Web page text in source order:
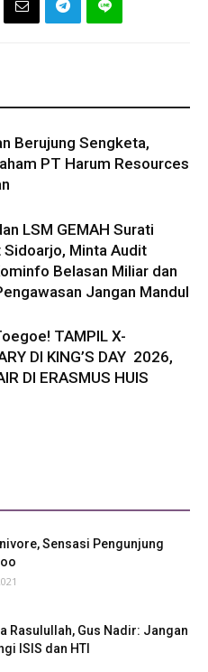
Berujung Sengketa,
PT Harum Resources
LSM GEMAH Surati
Minta Audit
Belasan Miliar dan
Jangan Mandul
TAMPIL X-
DI KING’S DAY 2026,
DI ERASMUS HUIS
Sensasi Pengunjung
Rasulullah, Gus Nadir: Jangan
ISIS dan HTI